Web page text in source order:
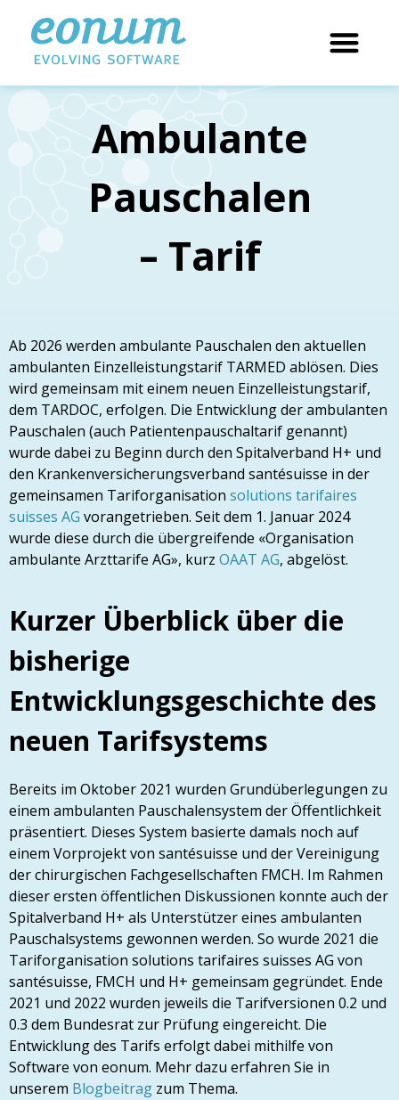
Ambulante
Pauschalen
– Tarif
Ab 2026 werden ambulante Pauschalen den aktuellen
ambulanten Einzelleistungstarif TARMED ablösen. Dies
wird gemeinsam mit einem neuen Einzelleistungstarif,
dem TARDOC, erfolgen. Die Entwicklung der ambulanten
Pauschalen (auch Patientenpauschaltarif genannt)
wurde dabei zu Beginn durch den Spitalverband H+ und
den Krankenversicherungsverband santésuisse in der
gemeinsamen Tariforganisation solutions tarifaires
suisses AG vorangetrieben. Seit dem 1. Januar 2024
wurde diese durch die übergreifende «Organisation
ambulante Arzttarife AG», kurz OAAT AG, abgelöst.
Kurzer Überblick über die
bisherige
Entwicklungsgeschichte des
neuen Tarifsystems
Bereits im Oktober 2021 wurden Grundüberlegungen zu
einem ambulanten Pauschalensystem der Öffentlichkeit
präsentiert. Dieses System basierte damals noch auf
einem Vorprojekt von santésuisse und der Vereinigung
der chirurgischen Fachgesellschaften FMCH. Im Rahmen
dieser ersten öffentlichen Diskussionen konnte auch der
Spitalverband H+ als Unterstützer eines ambulanten
Pauschalsystems gewonnen werden. So wurde 2021 die
Tariforganisation solutions tarifaires suisses AG von
santésuisse, FMCH und H+ gemeinsam gegründet. Ende
2021 und 2022 wurden jeweils die Tarifversionen 0.2 und
0.3 dem Bundesrat zur Prüfung eingereicht. Die
Entwicklung des Tarifs erfolgt dabei mithilfe von
Software von eonum. Mehr dazu erfahren Sie in
unserem Blogbeitrag zum Thema.